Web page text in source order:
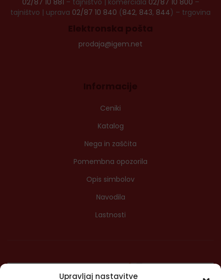
Upravljaj nastavitve
tajništvo | uprava 02/87 10 840 (842, 843, 844) – trgovina
Elektronska pošta
prodaja@igem.net
Informacije
Ceniki
Katalog
Nega in zaščita
Pomembna opozorila
Opis simbolov
Navodila
Lastnosti